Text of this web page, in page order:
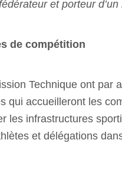
et porteur
de compétition
Technique ont par
qui accueilleront les
les infrastructures
et délégations